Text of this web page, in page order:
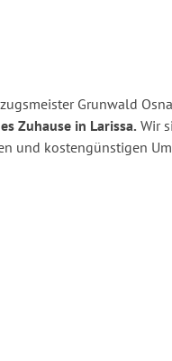
Grunwald
Zuhause in Larissa. Wir
und kostengünstigen